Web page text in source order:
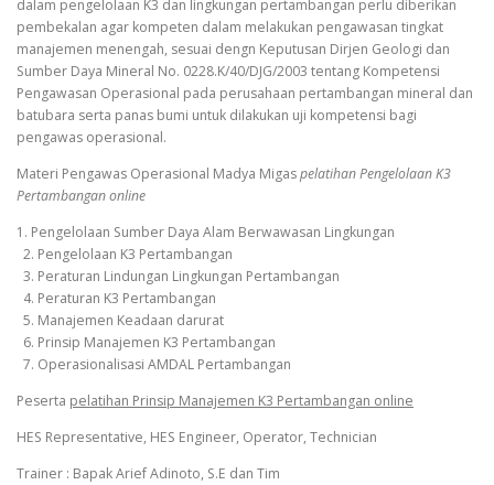
dalam pengelolaan K3 dan lingkungan pertambangan perlu diberikan
pembekalan agar kompeten dalam melakukan pengawasan tingkat
manajemen menengah, sesuai dengn Keputusan Dirjen Geologi dan
Sumber Daya Mineral No. 0228.K/40/DJG/2003 tentang Kompetensi
Pengawasan Operasional pada perusahaan pertambangan mineral dan
batubara serta panas bumi untuk dilakukan uji kompetensi bagi
pengawas operasional.
Materi Pengawas Operasional Madya Migaspelatihan Pengelolaan K3
Pertambangan online
1. Pengelolaan Sumber Daya Alam Berwawasan Lingkungan
2. Pengelolaan K3 Pertambangan
3. Peraturan Lindungan Lingkungan Pertambangan
4. Peraturan K3 Pertambangan
5. Manajemen Keadaan darurat
6. Prinsip Manajemen K3 Pertambangan
7. Operasionalisasi AMDAL Pertambangan
Peserta pelatihan Prinsip Manajemen K3 Pertambangan online
HES Representative, HES Engineer, Operator, Technician
Trainer : Bapak Arief Adinoto, S.E dan Tim